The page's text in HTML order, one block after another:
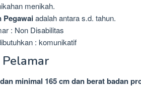
menikah.
Pegawaiadalah antara s.d. tahun.
: Non Disabilitas
: komunikatif
minimal 165 cm dan berat badan